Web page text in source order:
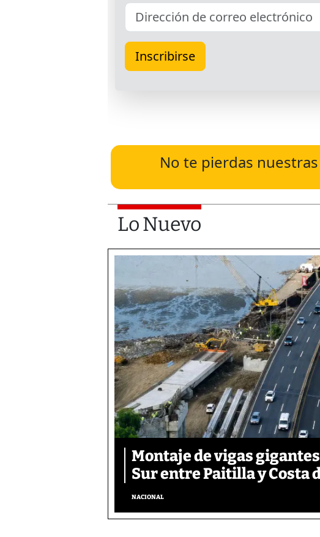
No te pierdas
Lo Nuevo
Montaje de vigas
Sur entre Paitilla y Costa
NACIONAL